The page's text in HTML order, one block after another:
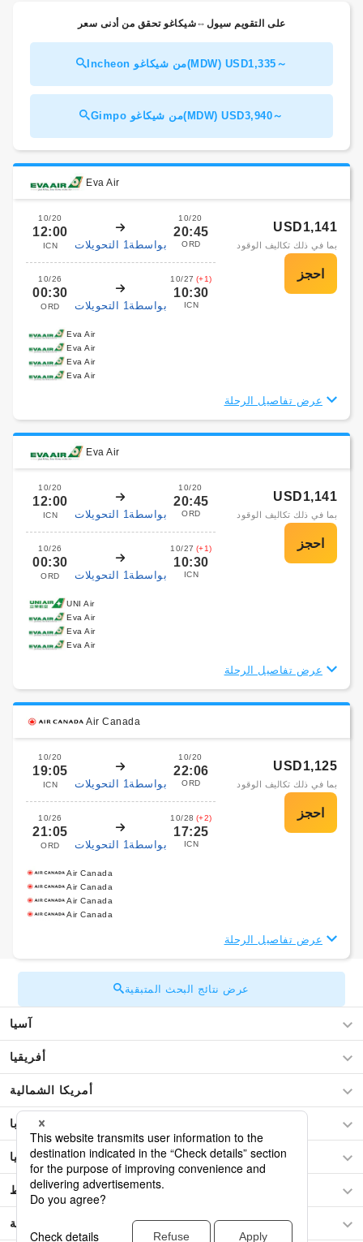
على التقويم سيول⇔شيكاغو تحقق من أدنى سعر
Incheon من شيكاغو(MDW) USD1,335～
Gimpo من شيكاغو(MDW) USD3,940～
Eva Air
10/20
12:00
ICN بواسطة1 التحويلات
10/20
20:45
ORD
10/26
00:30
ORD بواسطة1 التحويلات
10/27 (+1)
10:30
ICN
USD1,141
بما في ذلك تكاليف الوقود
Eva Air
Eva Air
Eva Air
Eva Air
عرض تفاصيل الرحلة
Eva Air
10/20
12:00
ICN بواسطة1 التحويلات
10/20
20:45
ORD
10/26
00:30
ORD بواسطة1 التحويلات
10/27 (+1)
10:30
ICN
USD1,141
بما في ذلك تكاليف الوقود
UNI Air
Eva Air
Eva Air
Eva Air
عرض تفاصيل الرحلة
Air Canada
10/20
19:05
ICN بواسطة1 التحويلات
10/20
22:06
ORD
10/26
21:05
ORD بواسطة1 التحويلات
10/28 (+2)
17:25
ICN
USD1,125
بما في ذلك تكاليف الوقود
Air Canada
Air Canada
Air Canada
Air Canada
عرض تفاصيل الرحلة
عرض نتائج البحث المتبقية
آسيا
أفريقيا
أمريكا الشمالية
أوروبا
أوقيانوسيا
الشرق الأوسط
امريكا الجنوبية